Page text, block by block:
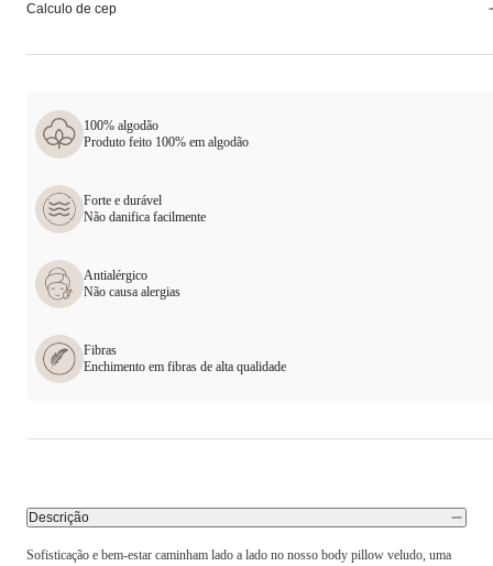
Calculo de cep
100% algodão
Produto feito 100% em algodão
Forte e durável
Não danifica facilmente
Antialérgico
Não causa alergias
Fibras
Enchimento em fibras de alta qualidade
Descrição
Sofisticação e bem-estar caminham lado a lado no nosso body pillow veludo, uma